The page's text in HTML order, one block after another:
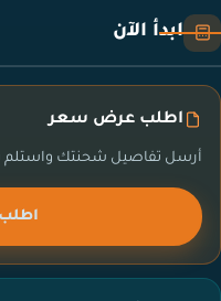
ابدأ الآن
اطلب عرض سعر
أرسل تفاصيل شحنتك واستلم